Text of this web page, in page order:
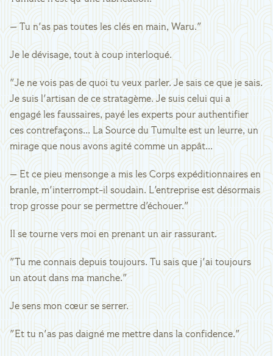
— Tu n'as pas toutes les clés en main, Waru."
Je le dévisage, tout à coup interloqué.
"Je ne vois pas de quoi tu veux parler. Je sais ce que je sais.
Je suis l'artisan de ce stratagème. Je suis celui qui a
engagé les faussaires, payé les experts pour authentifier
ces contrefaçons... La Source du Tumulte est un leurre, un
mirage que nous avons agité comme un appât...
— Et ce pieu mensonge a mis les Corps expéditionnaires en
branle, m'interrompt-il soudain. L'entreprise est désormais
trop grosse pour se permettre d'échouer."
Il se tourne vers moi en prenant un air rassurant.
"Tu me connais depuis toujours. Tu sais que j'ai toujours
un atout dans ma manche."
Je sens mon cœur se serrer.
"Et tu n'as pas daigné me mettre dans la confidence."